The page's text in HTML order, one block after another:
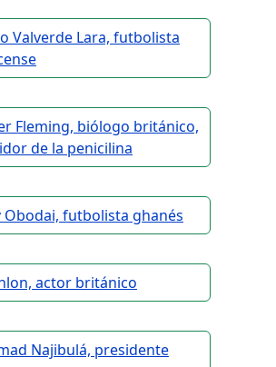
Valverde Lara, futbolista
Fleming, biólogo británico,
de la penicilina
Obodai, futbolista ghanés
actor británico
Najibulá, presidente